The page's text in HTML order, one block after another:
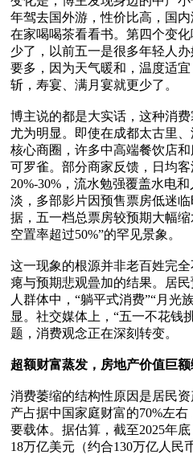
年驾去国外游，性价比高，国
在家喝喝茶看看书。第四个变
少了，以前五一是很多年轻人
要多，因为天气暖和，温度适
斩，寿宴、满月宴就更少了。
博主说的都是大实话，这种消
尤为明显。即使在成都太古里
核心商圈，许多中高端餐饮店
可罗雀。部分商家反馈，日均
20%-30%，流水勉强覆盖水电
淡，多部影片因预售票房低迷
据，五一档总票房较预期大幅
空置率超过50%”的罕见景象。
这一现象的根源并非老百姓完
瘪与预期悲观曡加的结果。居
人群体中，“躺平式消费”“月光
显。社交媒体上，“五一不花钱
题，消费观念正在深刻转变。
超额财富蒸发，房地产价值巨
消费萎缩的结构性原因是居民
产占据中国家庭财富的70%左
要载体。据估算，截至2025年
18万亿美元（约合130万亿人民